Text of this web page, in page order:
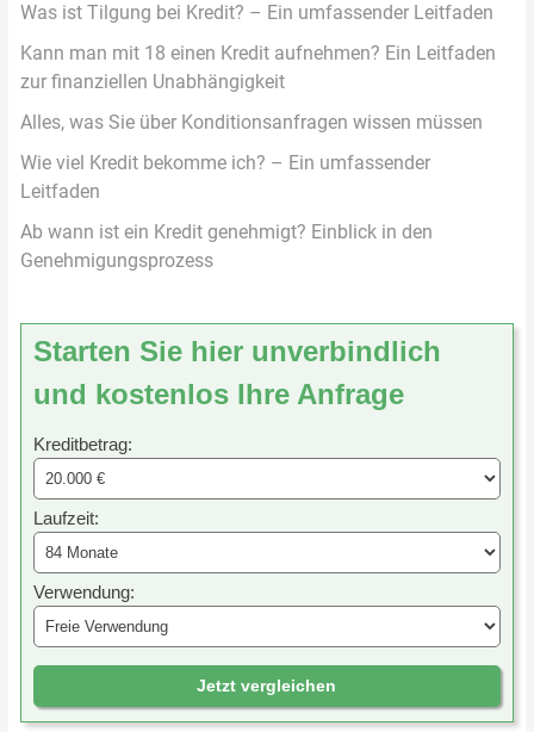
Was ist Tilgung bei Kredit? – Ein umfassender Leitfaden
Kann man mit 18 einen Kredit aufnehmen? Ein Leitfaden
zur finanziellen Unabhängigkeit
Alles, was Sie über Konditionsanfragen wissen müssen
Wie viel Kredit bekomme ich? – Ein umfassender
Leitfaden
Ab wann ist ein Kredit genehmigt? Einblick in den
Genehmigungsprozess
Starten Sie hier unverbindlich
und kostenlos Ihre Anfrage
Kreditbetrag:
Laufzeit:
Verwendung:
Jetzt vergleichen